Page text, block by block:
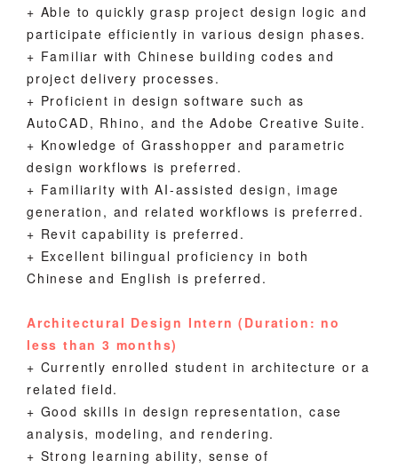
+ Able to quickly grasp project design logic and
participate efficiently in various design phases.
+ Familiar with Chinese building codes and
project delivery processes.
+ Proficient in design software such as
AutoCAD, Rhino, and the Adobe Creative Suite.
+ Knowledge of Grasshopper and parametric
design workflows is preferred.
+ Familiarity with AI-assisted design, image
generation, and related workflows is preferred.
+ Revit capability is preferred.
+ Excellent bilingual proficiency in both
Chinese and English is preferred.
Architectural Design Intern(Duration: no
less than 3 months)
+ Currently enrolled student in architecture or a
related field.
+ Good skills in design representation, case
analysis, modeling, and rendering.
+ Strong learning ability, sense of